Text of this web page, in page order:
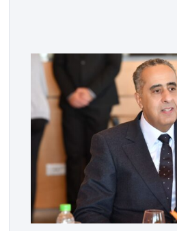
بالحقائق والمعطيات
السجنية أن المعني بالأمر
طبي منتظم ومستمر وفقا […]